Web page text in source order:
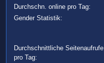
Durchschn. online pro Tag:
Gender Statistik:
Durchschnittliche Seitenaufrufe
pro Tag: